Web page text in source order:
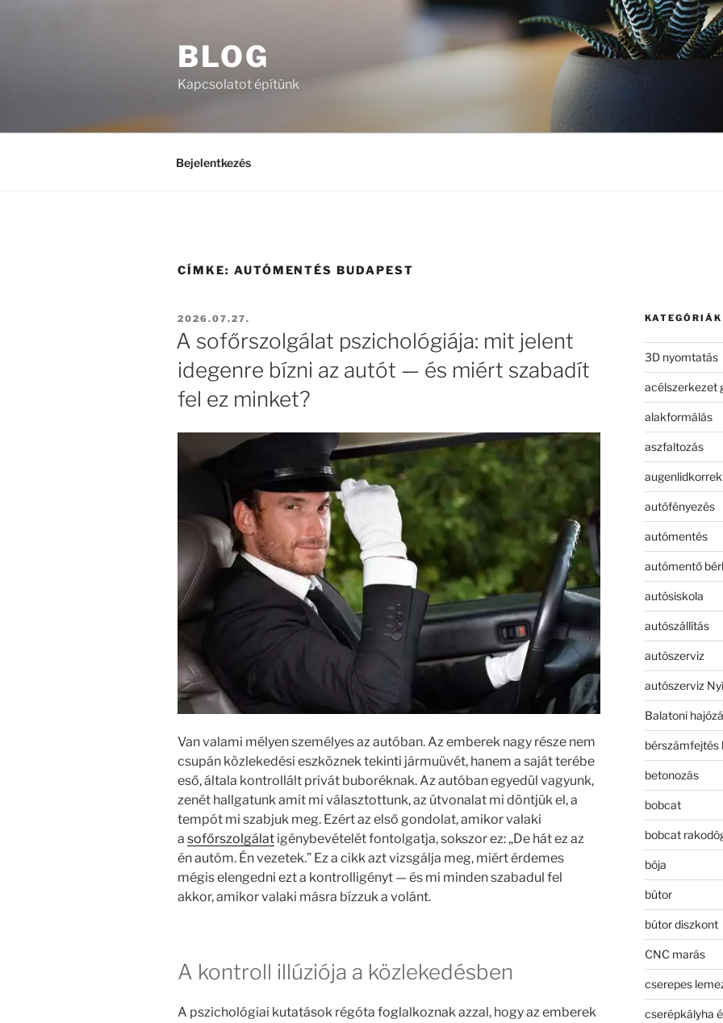
BLOG
Kapcsolatot építünk
Bejelentkezés
CÍMKE: AUTÓMENTÉS BUDAPEST
BEKÜLDVE:
2026.07.27.
A sofőrszolgálat pszichológiája: mit jelent
idegenre bízni az autót — és miért szabadít
fel ez minket?
Van valami mélyen személyes az autóban. Az emberek nagy része nem
csupán közlekedési eszköznek tekinti jármuüvét, hanem a saját terébe
eső, általa kontrollált privát buboréknak. Az autóban egyedül vagyunk,
zenét hallgatunk amit mi választottunk, az útvonalat mi döntjük el, a
tempót mi szabjuk meg. Ezért az első gondolat, amikor valaki
a sofőrszolgálat igénybevételét fontolgatja, sokszor ez: „De hát ez az
én autóm. Én vezetek.” Ez a cikk azt vizsgálja meg, miért érdemes
mégis elengedni ezt a kontrolligényt — és mi minden szabadul fel
akkor, amikor valaki másra bízzuk a volánt.
A kontroll illúziója a közlekedésben
A pszichológiai kutatások régóta foglalkoznak azzal, hogy az emberek
KATEGÓRIÁK
3D nyomtatás
acélszerkezet
alakformálás
aszfaltozás
autófényezés
autómentés
autómentő
autósiskola
autószállítás
autószerviz
autószerviz
Balatoni
bérszámfejtés
betonozás
bobcat
bobcat
bója
bútor
bútor diszkont
CNC marás
cserepes
cserépkályha